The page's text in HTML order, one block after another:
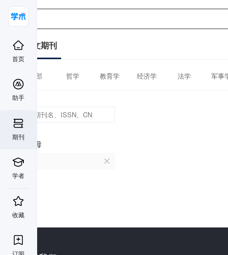
首页
助手
期刊
学者
收藏
中文期刊
全部 哲学 教育学 经济学 法学 军事
首字母
R